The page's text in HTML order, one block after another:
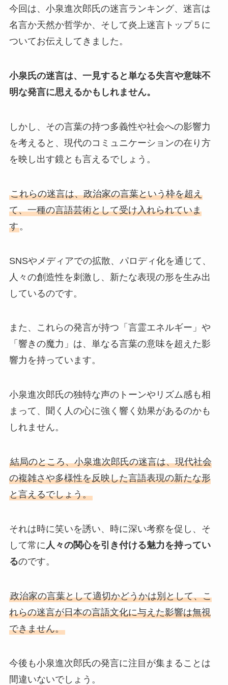
今回は、小泉進次郎氏の迷言ランキング、迷言は
名言か天然か哲学か、そして炎上迷言トップ５に
ついてお伝えしてきました。
小泉氏の迷言は、一見すると単なる失言や意味不
明な発言に思えるかもしれません。
しかし、その言葉の持つ多義性や社会への影響力
を考えると、現代のコミュニケーションの在り方
を映し出す鏡とも言えるでしょう。
これらの迷言は、政治家の言葉という枠を超え
て、一種の言語芸術として受け入れられていま
す。
SNSやメディアでの拡散、パロディ化を通じて、
人々の創造性を刺激し、新たな表現の形を生み出
しているのです。
また、これらの発言が持つ「言霊エネルギー」や
「響きの魔力」は、単なる言葉の意味を超えた影
響力を持っています。
小泉進次郎氏の独特な声のトーンやリズム感も相
まって、聞く人の心に強く響く効果があるのかも
しれません。
結局のところ、小泉進次郎氏の迷言は、現代社会
の複雑さや多様性を反映した言語表現の新たな形
と言えるでしょう。
それは時に笑いを誘い、時に深い考察を促し、そ
して常に 人々の関心を引き付ける魅力を持ってい
るのです。
政治家の言葉として適切かどうかは別として、こ
れらの迷言が日本の言語文化に与えた影響は無視
できません。
今後も小泉進次郎氏の発言に注目が集まることは
間違いないでしょう。